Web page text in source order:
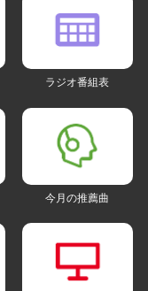
ラジオ番組表
今月の推薦曲